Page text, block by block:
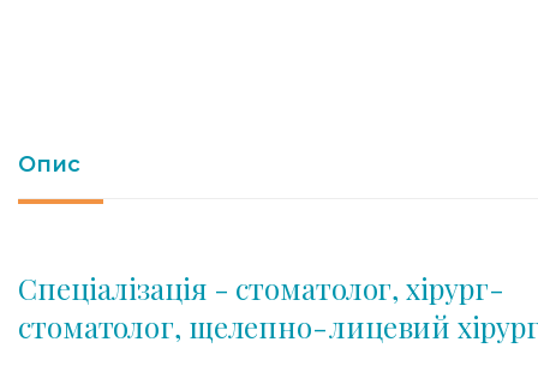
Опис
Спеціалізація - стоматолог, хірург-
стоматолог, щелепно-лицевий